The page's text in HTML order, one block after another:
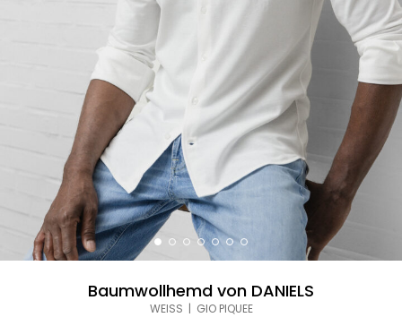
Baumwollhemd von DANIELS
WEISS | GIO PIQUEE